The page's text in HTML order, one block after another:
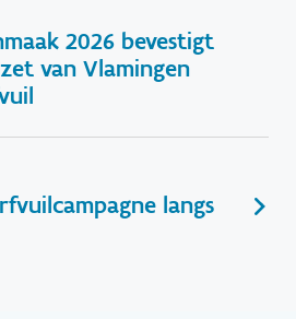
2026 bevestigt
van Vlamingen
langs